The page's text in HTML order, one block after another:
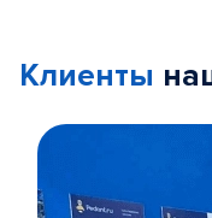
Клиенты